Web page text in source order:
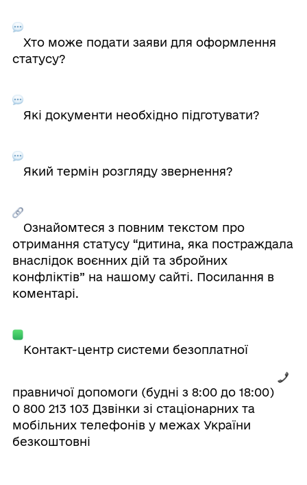
Хто може подати заяви для оформлення
статусу?
Які документи необхідно підготувати?
Який термін розгляду звернення?
Ознайомтеся з повним текстом про
отримання статусу “дитина, яка постраждала
внаслідок воєнних дій та збройних
конфліктів” на нашому сайті. Посилання в
коментарі.
Контакт-центр системи безоплатної
правничої допомоги (будні з 8:00 до 18:00)
0 800 213 103 Дзвінки зі стаціонарних та
мобільних телефонів у межах України
безкоштовні